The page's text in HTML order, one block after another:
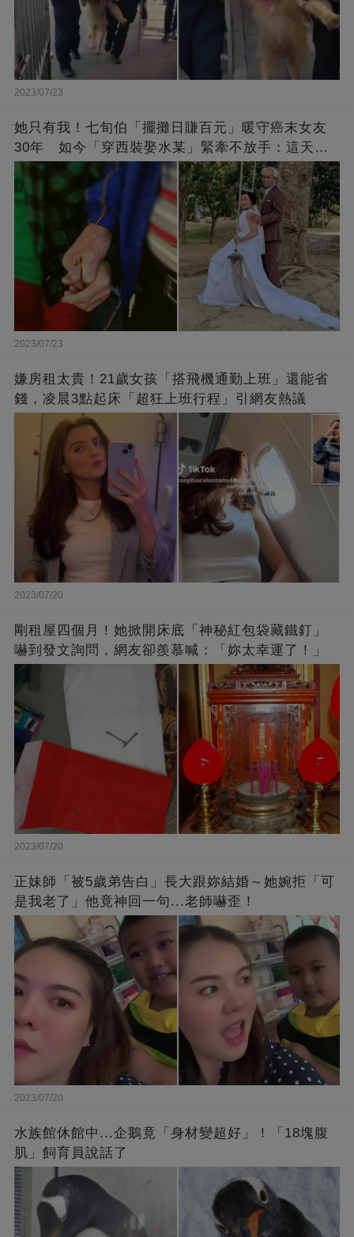
2023/07/23
她只有我！七旬伯「擺攤日賺百元」暖守癌末女友
30年 如今「穿西裝娶水某」緊牽不放手：這天等
了好久
2023/07/23
嫌房租太貴！21歲女孩「搭飛機通勤上班」還能省
錢，凌晨3點起床「超狂上班行程」引網友熱議
2023/07/20
剛租屋四個月！她掀開床底「神秘紅包袋藏鐵釘」
嚇到發文詢問，網友卻羨慕喊：「妳太幸運了！」
2023/07/20
正妹師「被5歲弟告白」長大跟妳結婚～她婉拒「可
是我老了」他竟神回一句...老師嚇歪！
2023/07/20
水族館休館中...企鵝竟「身材變超好」！「18塊腹
肌」飼育員說話了